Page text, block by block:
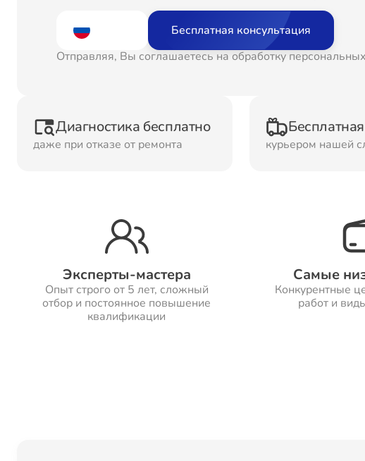
Бесплатная консультация
Отправляя, Вы соглашаетесь на обработку
Диагностика бесплатно
даже при отказе от ремонта курьером нашей
Эксперты-мастера
Опыт строго от 5 лет, сложный
отбор и постоянное повышение
квалификации
Самые
Конкурентные
работ и
Водонагревателей
Ремонт
Ремонт
Ремонт Микроволновых
печей
Ремонт
Ремонт Сплит-систем